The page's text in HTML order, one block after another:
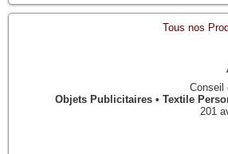
Tous nos
Conseil
Objets Publicitaires • Textile
201